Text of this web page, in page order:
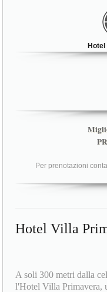
Hotel
Per prenotazioni
Hotel Villa
A soli 300 metri dalla
l'Hotel Villa Primavera,